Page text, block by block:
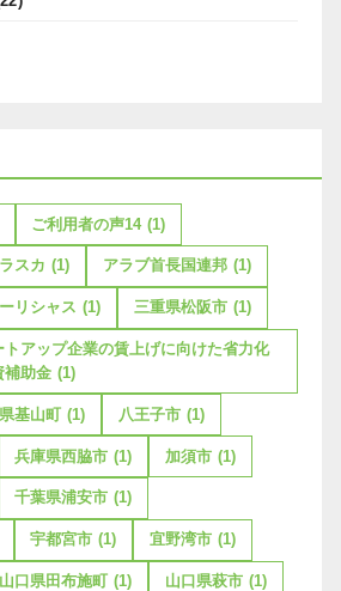
ご利用者の声14 (1)
スカ (1) アラブ首長国連邦 (1)
リシャス (1) 三重県松阪市 (1)
アップ企業の賃上げに向けた省力化
補助金 (1)
基山町 (1) 八王子市 (1)
兵庫県西脇市 (1) 加須市 (1)
千葉県浦安市 (1)
宇都宮市 (1) 宜野湾市 (1)
山口県田布施町 (1) 山口県萩市 (1)